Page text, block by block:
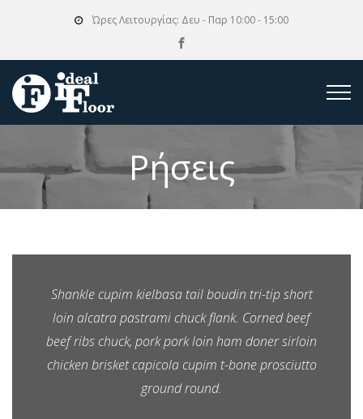
Ώρες Λειτουργίας: Δευ - Παρ 10:00 - 15:00
Ρήσεις
Shankle cupim kielbasa tail boudin tri-tip short
loin alcatra pastrami chuck flank. Corned beef
beef ribs chuck, pork pork loin ham doner sirloin
chicken brisket capicola cupim t-bone prosciutto
ground round.